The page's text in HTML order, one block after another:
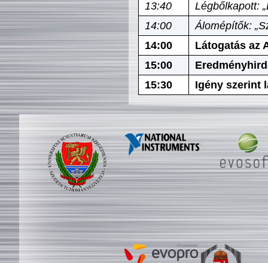
13:40
Légbőlkapott:
14:00
Álomépítők:
14:00
Látogatás az
15:00
15:30
Igény szerint